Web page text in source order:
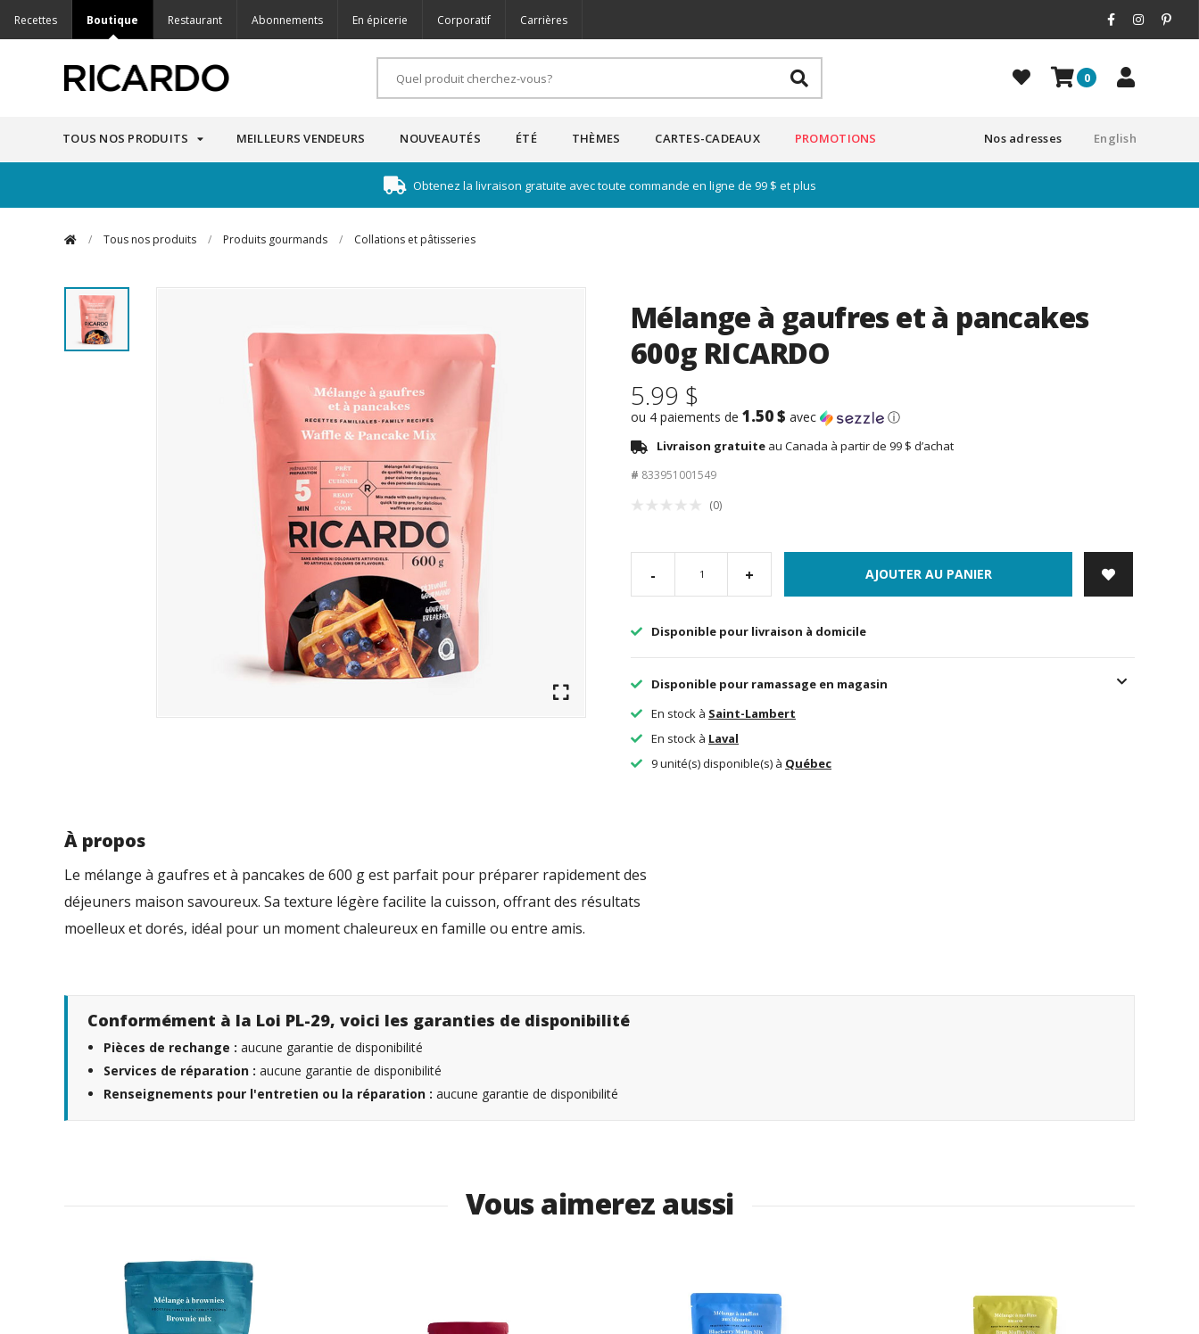
Recettes Boutique Restaurant Abonnements En épicerie Corporatif Carrières
0
TOUS NOS PRODUITS MEILLEURS VENDEURS NOUVEAUTÉS ÉTÉ THÈMES CARTES-CADEAUX PROMOTIONS English
Nos adresses
Obtenez la livraison gratuite avec toute commande en ligne de 99 $ et plus
/ Tous nos produits / Produits gourmands / Collations et pâtisseries
Mélange à gaufres et à pancakes
600g RICARDO
5.99 $
ou 4 paiements de 1.50 $ avec ⓘ
Livraison gratuite au Canada à partir de 99 $ d’achat
# 833951001549
(0)
- + AJOUTER AU PANIER
Disponible pour livraison à domicile
Disponible pour ramassage en magasin
En stock à Saint-Lambert
En stock à Laval
9 unité(s) disponible(s) à Québec
À propos
Le mélange à gaufres et à pancakes de 600 g est parfait pour préparer rapidement des
déjeuners maison savoureux. Sa texture légère facilite la cuisson, offrant des résultats
moelleux et dorés, idéal pour un moment chaleureux en famille ou entre amis.
Conformément à la Loi PL-29, voici les garanties de disponibilité
Pièces de rechange : aucune garantie de disponibilité
Services de réparation : aucune garantie de disponibilité
Renseignements pour l'entretien ou la réparation : aucune garantie de disponibilité
Vous aimerez aussi